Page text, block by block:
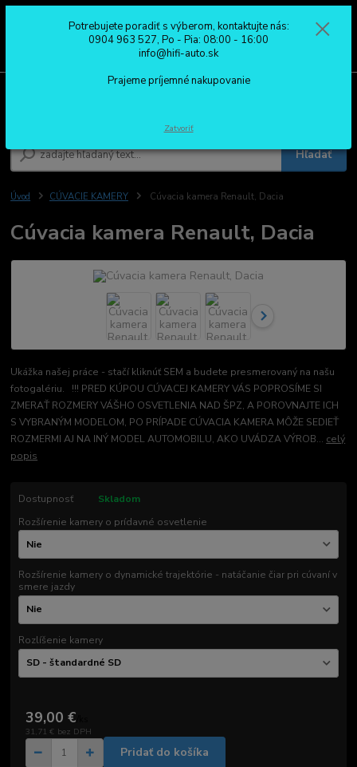
Hľadať
0904 963 527
Po - Pia: 08:00 - 16:00
Úvod CÚVACIE KAMERY Cúvacia kamera Renault, Dacia
Cúvacia kamera Renault, Dacia
Ukážka našej práce - stačí kliknúť SEM a budete presmerovaný na našu
fotogalériu. !!! PRED KÚPOU CÚVACEJ KAMERY VÁS POPROSÍME SI
ZMERAŤ ROZMERY VÁŠHO OSVETLENIA NAD ŠPZ, A POROVNAJTE ICH
S VYBRANÝM MODELOM, PO PRÍPADE CÚVACIA KAMERA MÔŽE SEDIEŤ
ROZMERMI AJ NA INÝ MODEL AUTOMOBILU, AKO UVÁDZA VÝROB... celý
popis
Dostupnosť
Skladom
Rozšírenie kamery o prídavné osvetlenie
Rozšírenie kamery o dynamické trajektórie - natáčanie čiar pri cúvaní v
smere jazdy
Rozlíšenie kamery
39,00 €
31,71 € bez DPH
Pridať do košíka
Potrebujete poradiť s výberom, kontaktujte nás:
0904 963 527, Po - Pia: 08:00 - 16:00
info@hifi-auto.sk
Prajeme príjemné nakupovanie
Zatvoriť